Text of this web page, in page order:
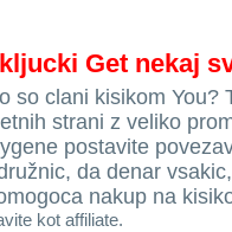
Get nekaj
so clani kisikom You?
strani z veliko
postavite
da denar
nakup na
kot affiliate.